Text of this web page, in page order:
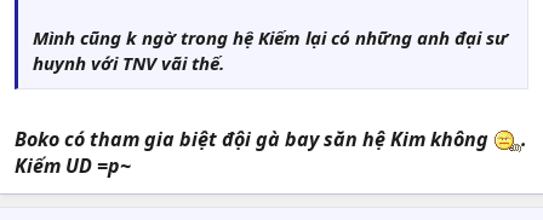
Mình cũng k ngờ trong hệ Kiếm lại có những anh đại sư
huynh với TNV vãi thế.
Boko có tham gia biệt đội gà bay săn hệ Kim không
.
Kiếm UD =p~